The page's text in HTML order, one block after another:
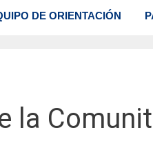
DE ORIENTACIÓN
la